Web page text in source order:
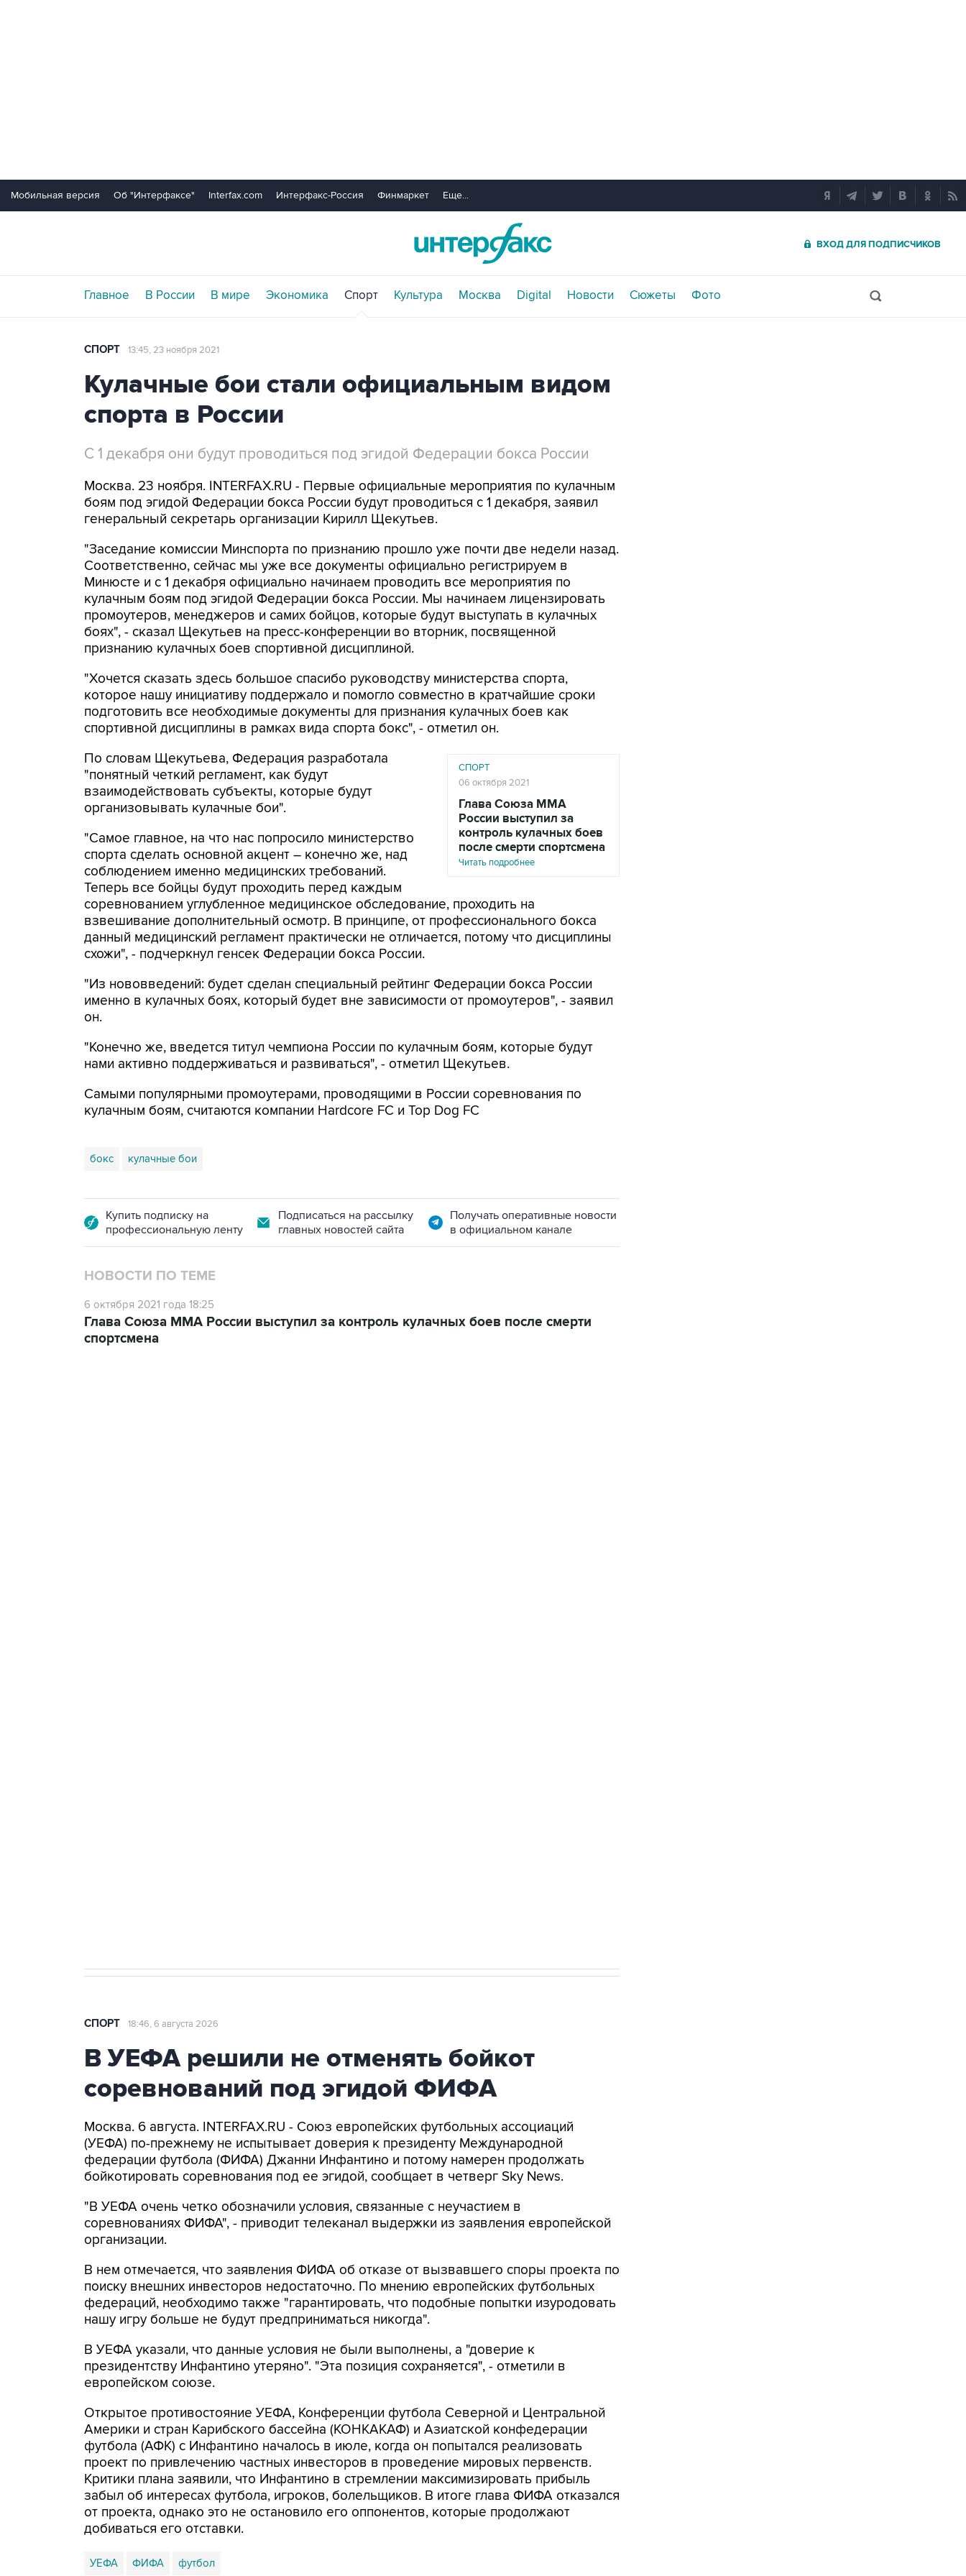
Мобильная версия Об "Интерфаксе" Interfax.com Интерфакс-Россия Финмаркет Еще...
ВХОД ДЛЯ ПОДПИСЧИКОВ
Главное В России В мире Экономика Спорт Культура Москва Digital Новости Сюжеты Фото
СПОРТ 13:45, 23 ноября 2021
Кулачные бои стали официальным видом
спорта в России
С 1 декабря они будут проводиться под эгидой Федерации бокса России
Москва. 23 ноября. INTERFAX.RU - Первые официальные мероприятия по кулачным
боям под эгидой Федерации бокса России будут проводиться с 1 декабря, заявил
генеральный секретарь организации Кирилл Щекутьев.
"Заседание комиссии Минспорта по признанию прошло уже почти две недели назад.
Соответственно, сейчас мы уже все документы официально регистрируем в
Минюсте и с 1 декабря официально начинаем проводить все мероприятия по
кулачным боям под эгидой Федерации бокса России. Мы начинаем лицензировать
промоутеров, менеджеров и самих бойцов, которые будут выступать в кулачных
боях", - сказал Щекутьев на пресс-конференции во вторник, посвященной
признанию кулачных боев спортивной дисциплиной.
"Хочется сказать здесь большое спасибо руководству министерства спорта,
которое нашу инициативу поддержало и помогло совместно в кратчайшие сроки
подготовить все необходимые документы для признания кулачных боев как
спортивной дисциплины в рамках вида спорта бокс", - отметил он.
СПОРТ
06 октября 2021
Глава Союза ММА
России выступил за
контроль кулачных боев
после смерти спортсмена
Читать подробнее
По словам Щекутьева, Федерация разработала
"понятный четкий регламент, как будут
взаимодействовать субъекты, которые будут
организовывать кулачные бои".
"Самое главное, на что нас попросило министерство
спорта сделать основной акцент – конечно же, над
соблюдением именно медицинских требований.
Теперь все бойцы будут проходить перед каждым
соревнованием углубленное медицинское обследование, проходить на
взвешивание дополнительный осмотр. В принципе, от профессионального бокса
данный медицинский регламент практически не отличается, потому что дисциплины
схожи", - подчеркнул генсек Федерации бокса России.
"Из нововведений: будет сделан специальный рейтинг Федерации бокса России
именно в кулачных боях, который будет вне зависимости от промоутеров", - заявил
он.
"Конечно же, введется титул чемпиона России по кулачным боям, которые будут
нами активно поддерживаться и развиваться", - отметил Щекутьев.
Самыми популярными промоутерами, проводящими в России соревнования по
кулачным боям, считаются компании Hardcore FC и Top Dog FC
бокс кулачные бои
Купить подписку на
профессиональную ленту
Подписаться на рассылку
главных новостей сайта
Получать оперативные новости
в официальном канале
НОВОСТИ ПО ТЕМЕ
6 октября 2021 года 18:25
Глава Союза ММА России выступил за контроль кулачных боев после смерти
спортсмена
СПОРТ 18:46, 6 августа 2026
В УЕФА решили не отменять бойкот
соревнований под эгидой ФИФА
Москва. 6 августа. INTERFAX.RU - Союз европейских футбольных ассоциаций
(УЕФА) по-прежнему не испытывает доверия к президенту Международной
федерации футбола (ФИФА) Джанни Инфантино и потому намерен продолжать
бойкотировать соревнования под ее эгидой, сообщает в четверг Sky News.
"В УЕФА очень четко обозначили условия, связанные с неучастием в
соревнованиях ФИФА", - приводит телеканал выдержки из заявления европейской
организации.
В нем отмечается, что заявления ФИФА об отказе от вызвавшего споры проекта по
поиску внешних инвесторов недостаточно. По мнению европейских футбольных
федераций, необходимо также "гарантировать, что подобные попытки изуродовать
нашу игру больше не будут предприниматься никогда".
В УЕФА указали, что данные условия не были выполнены, а "доверие к
президентству Инфантино утеряно". "Эта позиция сохраняется", - отметили в
европейском союзе.
Открытое противостояние УЕФА, Конференции футбола Северной и Центральной
Америки и стран Карибского бассейна (КОНКАКАФ) и Азиатской конфедерации
футбола (АФК) с Инфантино началось в июле, когда он попытался реализовать
проект по привлечению частных инвесторов в проведение мировых первенств.
Критики плана заявили, что Инфантино в стремлении максимизировать прибыль
забыл об интересах футбола, игроков, болельщиков. В итоге глава ФИФА отказался
от проекта, однако это не остановило его оппонентов, которые продолжают
добиваться его отставки.
УЕФА ФИФА футбол